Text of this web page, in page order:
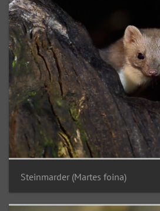
Steinmarder (Martes foina)